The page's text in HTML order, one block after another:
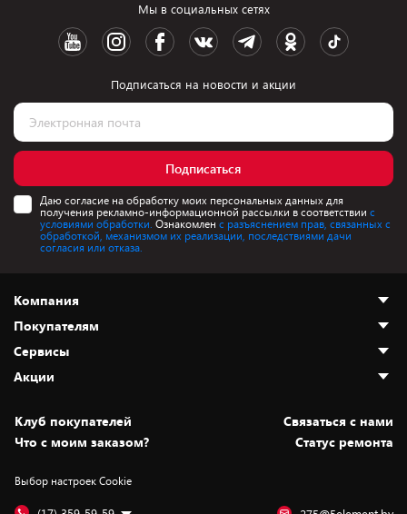
Мы в социальных сетях
Подписаться на новости и акции
Подписаться
Даю согласие на обработку моих персональных данных для
получения рекламно-информационной рассылки в соответствии с
условиями обработки. Ознакомлен с разъяснением прав, связанных с
обработкой, механизмом их реализации, последствиями дачи
согласия или отказа.
Компания
О нас
Адреса магазинов
Новости
Статьи и обзоры
Вакансии
Дай пять добру!
Покупателям
Как сделать заказ
Оплата и доставка
Безналичный расчёт
Обмен и возврат товара
Обработка персональных данных
Сервисы
Установка техники
Для игровых консолей
Для мобильных устройств
Акции
Скидки и промокоды
Белорусские товары
Бонусы
Клуб покупателей
Cвязаться с нами
Что с моим заказом?
Статус ремонта
Выбор настроек Cookie